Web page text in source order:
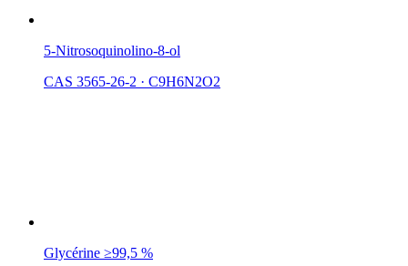
5-Nitrosoquinolino-8-ol
CAS 3565-26-2 · C9H6N2O2
Glycérine ≥99,5 %